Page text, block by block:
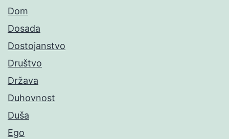
Dom
Dosada
Dostojanstvo
Društvo
Država
Duhovnost
Duša
Ego